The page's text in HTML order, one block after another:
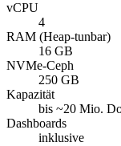
vCPU
4
RAM (Heap-tunbar)
16 GB
NVMe-Ceph
250 GB
Kapazität
bis ~20 Mio.
Dashboards
inklusive